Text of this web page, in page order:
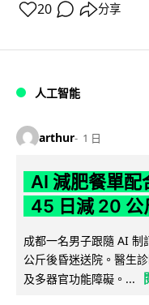
20 分享
人工智能
arthur 1 日
AI 減肥餐單
45 日減 20 公
成都一名男子跟隨 AI 制
公斤後昏迷送院。醫生
及多器官功能障礙。...